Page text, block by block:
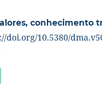
conhecimento
doi.org/10.5380/